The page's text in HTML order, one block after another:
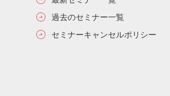
過去のセミナー一覧
セミナーキャンセルポリシー